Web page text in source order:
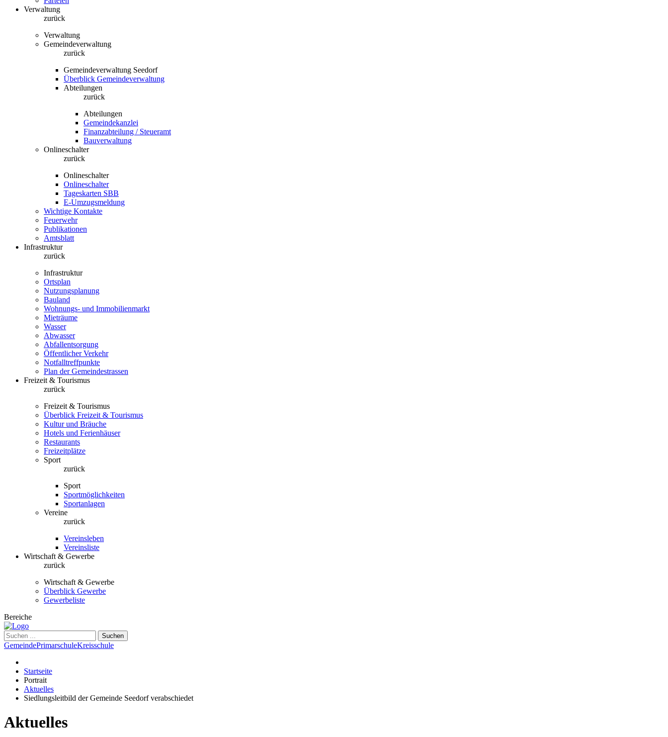
Verwaltung
zurück
Verwaltung
Gemeindeverwaltung
zurück
Gemeindeverwaltung Seedorf
Überblick Gemeindeverwaltung
Abteilungen
zurück
Abteilungen
Gemeindekanzlei
Finanzabteilung / Steueramt
Bauverwaltung
Onlineschalter
zurück
Onlineschalter
Onlineschalter
Tageskarten SBB
E-Umzugsmeldung
Wichtige Kontakte
Feuerwehr
Publikationen
Amtsblatt
Infrastruktur
zurück
Infrastruktur
Ortsplan
Nutzungsplanung
Bauland
Wohnungs- und Immobilienmarkt
Mieträume
Wasser
Abwasser
Abfallentsorgung
Öffentlicher Verkehr
Notfalltreffpunkte
Plan der Gemeindestrassen
Freizeit & Tourismus
zurück
Freizeit & Tourismus
Überblick Freizeit & Tourismus
Kultur und Bräuche
Hotels und Ferienhäuser
Restaurants
Freizeitplätze
Sport
zurück
Sport
Sportmöglichkeiten
Sportanlagen
Vereine
zurück
Vereinsleben
Vereinsliste
Wirtschaft & Gewerbe
zurück
Wirtschaft & Gewerbe
Überblick Gewerbe
Gewerbeliste
Bereiche
Suchen
GemeindePrimarschuleKreisschule
Startseite
Portrait
Aktuelles
Siedlungsleitbild der Gemeinde Seedorf verabschiedet
Aktuelles